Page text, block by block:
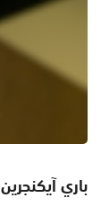
باري آيكنجرين